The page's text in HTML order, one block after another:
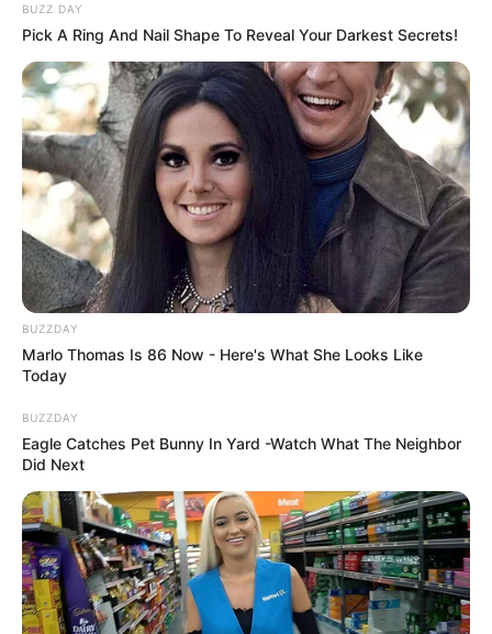
BUZZ DAY
Pick A Ring And Nail Shape To Reveal Your Darkest Secrets!
BUZZDAY
Marlo Thomas Is 86 Now - Here's What She Looks Like
Today
BUZZDAY
Eagle Catches Pet Bunny In Yard -Watch What The Neighbor
Did Next